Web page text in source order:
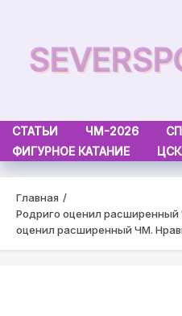
content
СТАТЬИ ЧМ-2026
ФИГУРНОЕ КАТАНИЕ
Главная
Родриго оценил расширенный
оценил расширенный ЧМ.